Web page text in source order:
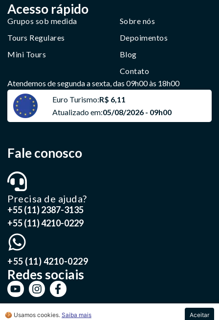
🍪 Usamos cookies. Saiba mais Aceitar
Acesso rápido
Grupos sob medida
Tours Regulares
Mini Tours
Sobre nós
Depoimentos
Blog
Contato
Atendemos de segunda a sexta, das 09h00 às 18h00
Euro Turismo:R$ 6,11
Atualizado em:05/08/2026 - 09h00
Fale conosco
Precisa de ajuda?
+55 (11) 2387-3135
+55 (11) 4210-0229
+55 (11) 4210-0229
Redes sociais